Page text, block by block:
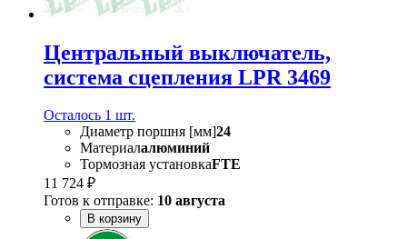
Центральный выключатель,
система сцепления LPR 3469
Осталось 1 шт.
Диаметр поршня [мм]24
Материалалюминий
Тормозная установкаFTE
11 724 ₽
Готов к отправке: 10 августа
В корзину